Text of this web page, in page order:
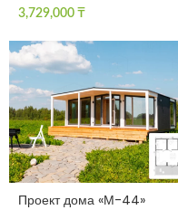
3,729,000 ₸
Проект дома «М-44»